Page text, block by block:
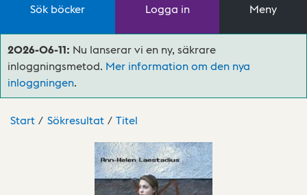
Sök böcker Logga in Meny
2026-06-11: Nu lanserar vi en ny, säkrare
inloggningsmetod. Mer information om den nya
inloggningen.
Start Sökresultat Titel